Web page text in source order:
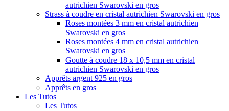
autrichien Swarovski en gros
Strass à coudre en cristal autrichien Swarovski en gros
Roses montées 3 mm en cristal autrichien
Swarovski en gros
Roses montées 4 mm en cristal autrichien
Swarovski en gros
Goutte à coudre 18 x 10,5 mm en cristal
autrichien Swarovski en gros
Apprêts argent 925 en gros
Apprêts en gros
Les Tutos
Les Tutos